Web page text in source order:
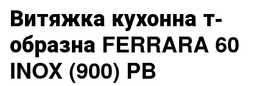
Витяжка кухонна т-
образна FERRARA 60
INOX (900) PB